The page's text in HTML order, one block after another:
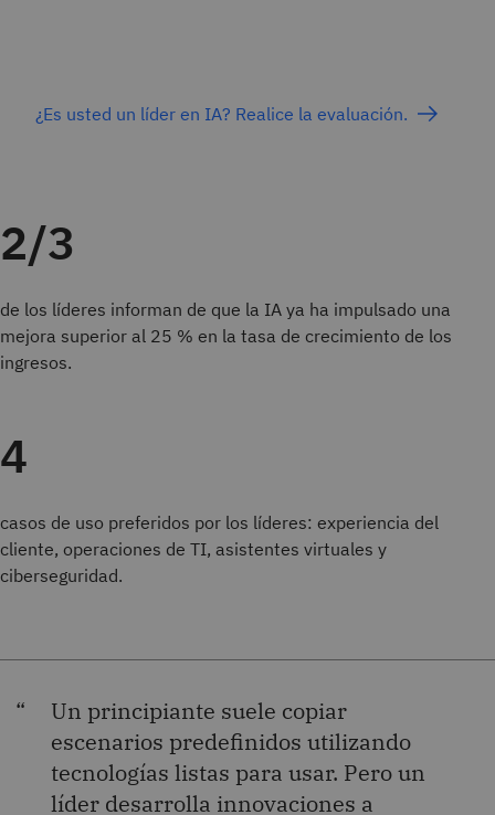
¿Es usted un líder en IA? Realice la evaluación.
2/3
de los líderes informan de que la IA ya ha impulsado una
mejora superior al 25 % en la tasa de crecimiento de los
ingresos.
4
casos de uso preferidos por los líderes: experiencia del
cliente, operaciones de TI, asistentes virtuales y
ciberseguridad.
Un principiante suele copiar
escenarios predefinidos utilizando
tecnologías listas para usar. Pero un
líder desarrolla innovaciones a